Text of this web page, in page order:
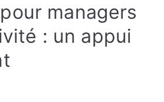
managers
: un appui